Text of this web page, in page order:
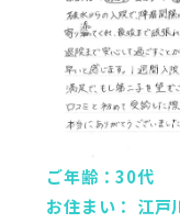
ご年齢：30代
お住まい： 江戸